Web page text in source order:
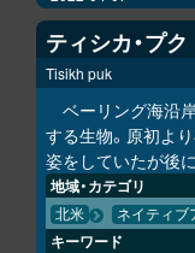
ティシカ・プク
Tisikh puk
ベーリング海沿
する生物。原初よ
姿をしていたが後
地域・カテゴリ
北米 ネイティブ
キーワード